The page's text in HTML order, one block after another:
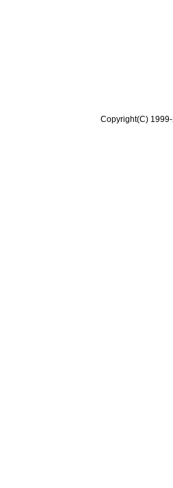
Copyright(C)